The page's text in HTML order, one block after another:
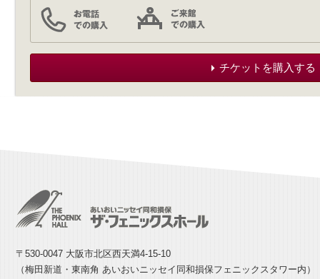
チケットを購入する
〒530-0047 大阪市北区西天満4-15-10
（梅田新道・東南角 あいおいニッセイ同和損保フェニックスタワー内）